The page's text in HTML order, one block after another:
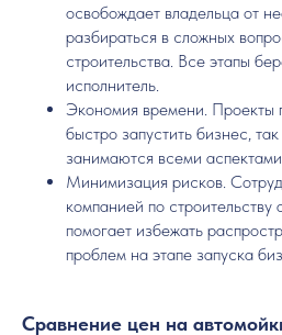
освобождает владельца от
разбираться в сложных
строительства. Все этапы
исполнитель.
Экономия времени. Проекты
быстро запустить бизнес,
занимаются всеми
Минимизация рисков.
компанией по строительству
помогает избежать
проблем на этапе запуска
Сравнение цен на